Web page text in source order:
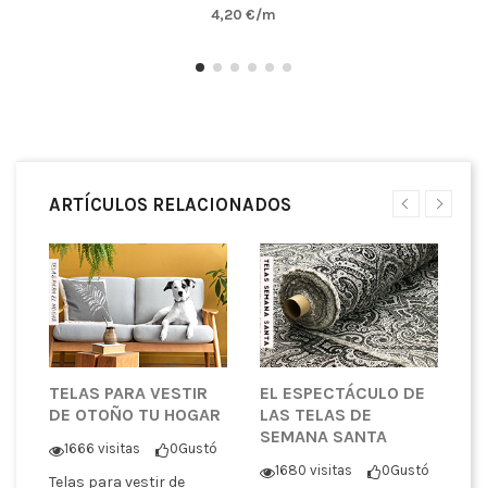
4,20 €/m
ARTÍCULOS RELACIONADOS
TELAS PARA VESTIR
DE OTOÑO TU HOGAR
1666 visitas 0Gustó
Telas para vestir de
EL ESPECTÁCULO DE
LAS TELAS DE
SEMANA SANTA
1680 visitas 0Gustó